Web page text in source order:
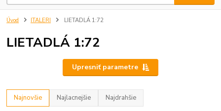
Úvod ITALERI LIETADLÁ 1:72
LIETADLÁ 1:72
Upresniť parametre
Najnovšie Najlacnejšie Najdrahšie